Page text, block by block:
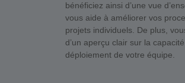
bénéficiez ainsi d’une vue
vous aide à améliorer vos
projets individuels. De plus,
d’un aperçu clair sur la
déploiement de votre équipe.